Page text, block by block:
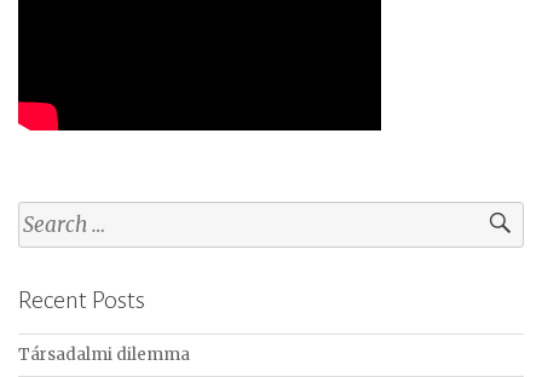
S
e
r
c
h
Recent Posts
Társadalmi dilemma